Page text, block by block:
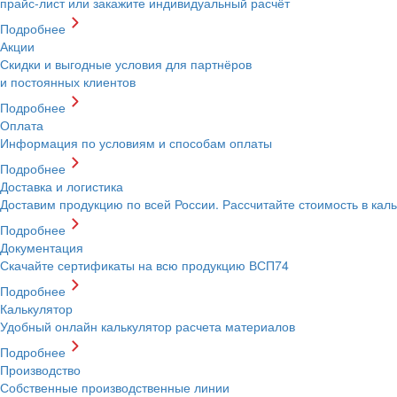
Подробнее
Акции
Скидки и выгодные условия для партнёров
и постоянных клиентов
Подробнее
Оплата
Информация по условиям и способам оплаты
Подробнее
Доставка и логистика
Доставим продукцию по всей России. Рассчитайте стоимость в
Подробнее
Документация
Скачайте сертификаты на всю продукцию ВСП74
Подробнее
Калькулятор
Удобный онлайн калькулятор расчета материалов
Подробнее
Производство
Собственные производственные линии